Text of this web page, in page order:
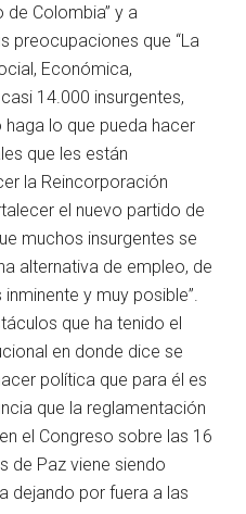
de Colombia” y a
preocupaciones que “La
Económica,
14.000 insurgentes,
lo que pueda hacer
que les están
la Reincorporación
el nuevo partido de
muchos insurgentes se
alternativa de empleo, de
y muy posible”.
que ha tenido el
en donde dice se
política que para él es
que la reglamentación
el Congreso sobre las 16
de Paz viene siendo
dejando por fuera a las